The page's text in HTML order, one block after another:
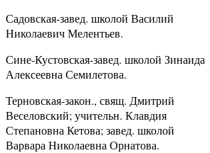
Садовская-завед. школой Василий
Николаевич Мелентьев.
Сине-Кустовская-завед. школой Зинаида
Алексеевна Семилетова.
Терновская-закон., свящ. Дмитрий
Веселовский; учительн. Клавдия
Степановна Кетова; завед. школой
Варвара Николаевна Орнатова.